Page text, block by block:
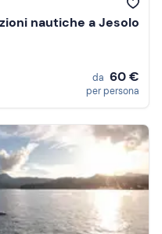
nautiche a Jesolo
da 60 €
per persona